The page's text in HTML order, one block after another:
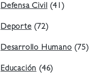
Defensa Civil(41)
Deporte(72)
Desarrollo Humano(75)
Educación(46)